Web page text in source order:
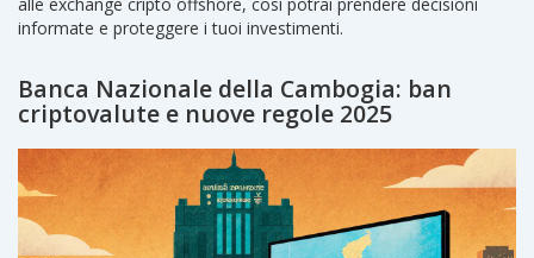
informate e proteggere i tuoi investimenti.
Banca Nazionale della Cambogia: ban
criptovalute e nuove regole 2025